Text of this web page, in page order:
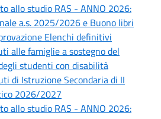
allo studio RAS - ANNO 2026:
a.s. 2025/2026 e Buono libri
Elenchi definitivi
alle famiglie a sostegno del
studenti con disabilità
di Istruzione Secondaria di II
2026/2027
allo studio RAS - ANNO 2026: